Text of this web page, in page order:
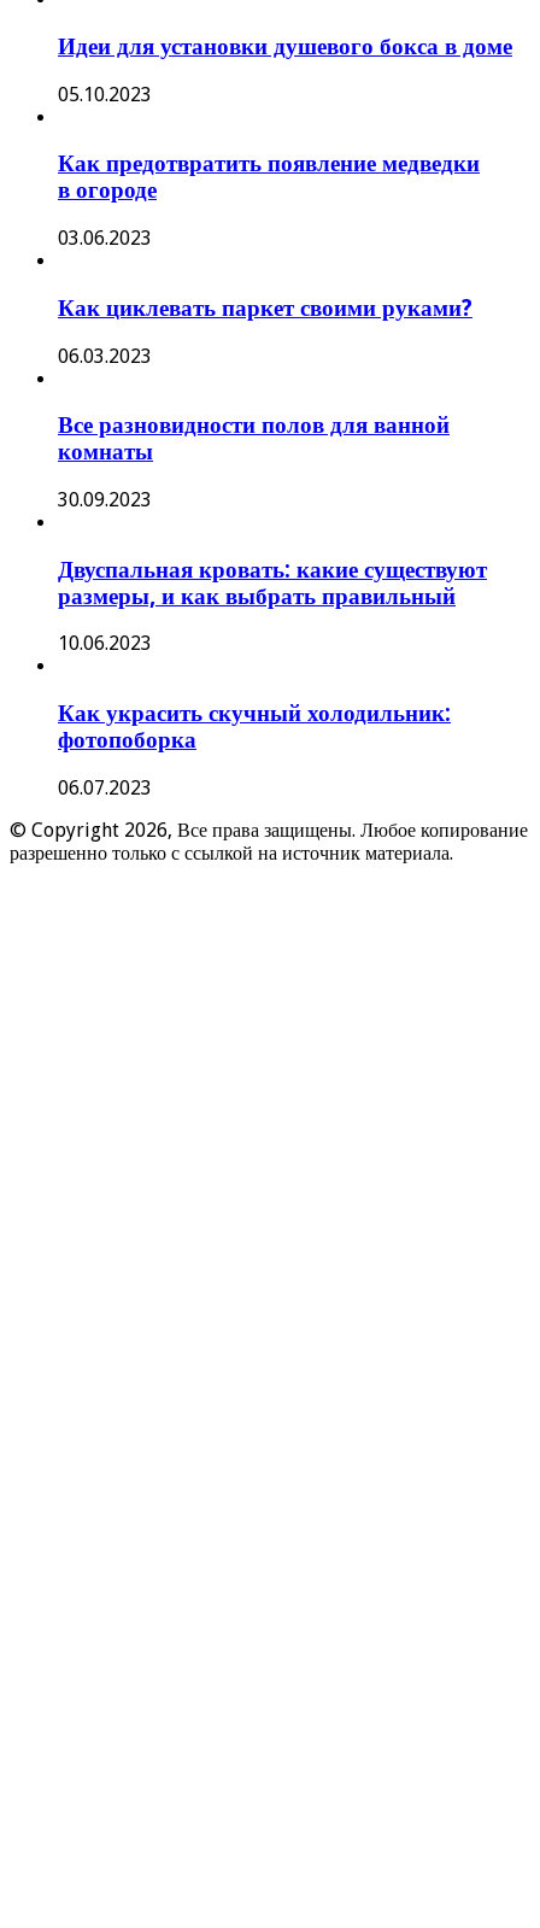
Идеи для установки душевого бокса в доме
05.10.2023
Как предотвратить появление медведки
в огороде
03.06.2023
Как циклевать паркет своими руками?
06.03.2023
Все разновидности полов для ванной
комнаты
30.09.2023
Двуспальная кровать: какие существуют
размеры, и как выбрать правильный
10.06.2023
Как украсить скучный холодильник:
фотопоборка
06.07.2023
© Copyright 2026, Все права защищены. Любое копирование
разрешенно только с ссылкой на источник материала.